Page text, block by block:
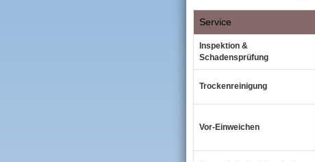
Service
Inspektion &
Schadensprüfung
Trockenreinigung
Vor‑Einweichen